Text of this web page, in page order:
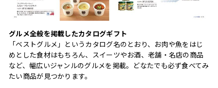
グルメ全般を掲載したカタログギフト
「ベストグルメ」というカタログ名のとおり、お肉や魚をはじ
めとした食材はもちろん、スイーツやお酒、老舗・名店の商品
など、幅広いジャンルのグルメを掲載。どなたでも必ず食べてみ
たい商品が見つかります。